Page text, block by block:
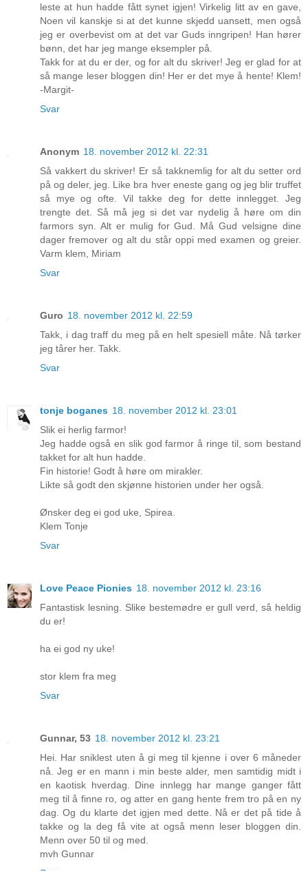
leste at hun hadde fått synet igjen! Virkelig litt av en gave,
Noen vil kanskje si at det kunne skjedd uansett, men også
jeg er overbevist om at det var Guds inngripen! Han hører
bønn, det har jeg mange eksempler på.
Takk for at du er der, og for alt du skriver! Jeg er glad for at
så mange leser bloggen din! Her er det mye å hente! Klem!
-Margit-
Svar
Anonym 18. november 2012 kl. 22:31
Så vakkert du skriver! Er så takknemlig for alt du setter ord
på og deler, jeg. Like bra hver eneste gang og jeg blir truffet
så mye og ofte. Vil takke deg for dette innlegget. Jeg
trengte det. Så må jeg si det var nydelig å høre om din
farmors syn. Alt er mulig for Gud. Må Gud velsigne dine
dager fremover og alt du står oppi med examen og greier.
Varm klem, Miriam
Svar
Guro 18. november 2012 kl. 22:59
Takk, i dag traff du meg på en helt spesiell måte. Nå tørker
jeg tårer her. Takk.
Svar
tonje boganes 18. november 2012 kl. 23:01
Slik ei herlig farmor!
Jeg hadde også en slik god farmor å ringe til, som bestand
takket for alt hun hadde.
Fin historie! Godt å høre om mirakler.
Likte så godt den skjønne historien under her også.
Ønsker deg ei god uke, Spirea.
Klem Tonje
Svar
Love Peace Pionies 18. november 2012 kl. 23:16
Fantastisk lesning. Slike bestemødre er gull verd, så heldig
du er!
ha ei god ny uke!
stor klem fra meg
Svar
Gunnar, 53 18. november 2012 kl. 23:21
Hei. Har sniklest uten å gi meg til kjenne i over 6 måneder
nå. Jeg er en mann i min beste alder, men samtidig midt i
en kaotisk hverdag. Dine innlegg har mange ganger fått
meg til å finne ro, og atter en gang hente frem tro på en ny
dag. Og du klarte det igjen med dette. Nå er det på tide å
takke og la deg få vite at også menn leser bloggen din.
Menn over 50 til og med.
mvh Gunnar